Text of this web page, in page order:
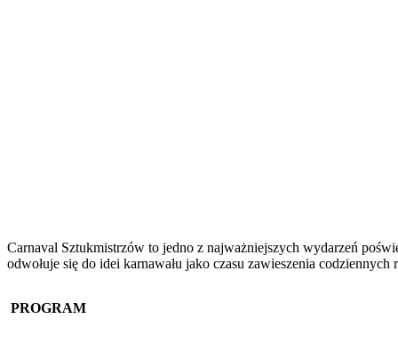
Carnaval Sztukmistrzów to jedno z najważniejszych wydarzeń
odwołuje się do idei karnawału jako czasu zawieszenia
PROGRAM